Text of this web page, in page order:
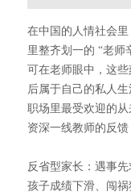
在中国的人情社会
里整齐划一的 “老
可在老师眼中，这
后属于自己的私人生
职场里最受欢迎的
资深一线教师的反
反省型家长：遇事
孩子成绩下滑、闯